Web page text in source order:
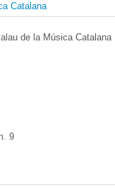
Catalana
de la Música Catalana
9